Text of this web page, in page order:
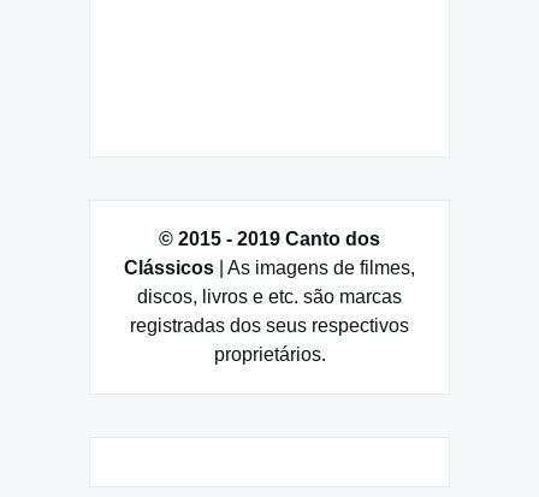
© 2015 - 2019 Canto dos
Clássicos | As imagens de filmes,
discos, livros e etc. são marcas
registradas dos seus respectivos
proprietários.